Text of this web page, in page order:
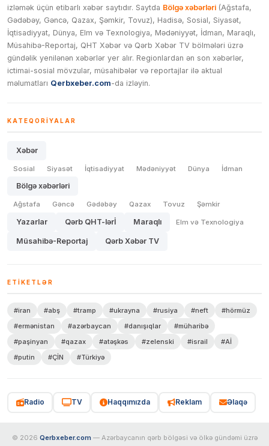
izləmək üçün etibarlı xəbər saytıdır. Saytda Bölgə xəbərləri (Ağstafa,
Gədəbəy, Gəncə, Qazax, Şəmkir, Tovuz), Hadisə, Sosial, Siyasət,
İqtisadiyyat, Dünya, Elm və Texnologiya, Mədəniyyət, İdman, Maraqlı,
Müsahibə-Reportaj, QHT Xəbər və Qərb Xəbər TV bölmələri üzrə
gündəlik yenilənən xəbərlər yer alır. Regionlardan ən son xəbərlər,
ictimai-sosial mövzular, müsahibələr və reportajlar ilə aktual
məlumatları Qerbxeber.com-da izləyin.
KATEQORIYALAR
Xəbər
Sosial Siyasət İqtisadiyyat Mədəniyyət Dünya İdman
Bölgə xəbərləri
Ağstafa Gəncə Gədəbəy Qazax Tovuz Şəmkir
Yazarlar Qərb QHT-lərİ Maraqlı Elm və Texnologiya
Müsahibə-Reportaj Qərb Xəbər TV
ETIKETLƏR
#iran #abş #tramp #ukrayna #rusiya #neft
#hörmüz
#ermənistan
#azərbaycan #danışıqlar
#müharibə
#paşinyan
#qazax #atəşkəs #zelenski #israil
#Aİ
#putin
#ÇİN #Türkiyə
Radio TV Haqqımızda Reklam Əlaqə
© 2026 Qerbxeber.com — Azərbaycanın qərb bölgəsi və ölkə gündəmi üzrə